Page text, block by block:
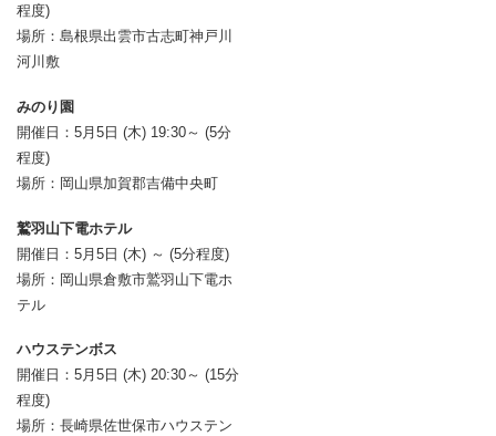
程度)
場所：島根県出雲市古志町神戸川
河川敷
みのり園
開催日：5月5日 (木) 19:30～ (5分
程度)
場所：岡山県加賀郡吉備中央町
鷲羽山下電ホテル
開催日：5月5日 (木) ～ (5分程度)
場所：岡山県倉敷市鷲羽山下電ホ
テル
ハウステンボス
開催日：5月5日 (木) 20:30～ (15分
程度)
場所：長崎県佐世保市ハウステン